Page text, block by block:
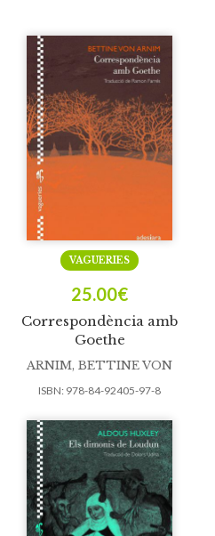
Correspondència amb
Goethe
VAGUERIES
25.00€
ARNIM, BETTINE VON
ISBN: 978-84-92405-97-8